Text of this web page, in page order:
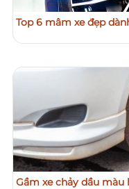
Top 6 mâm xe đẹp
Gầm xe chảy dầu